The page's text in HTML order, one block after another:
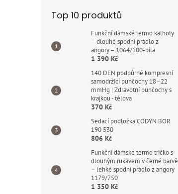
Top 10 produktů
Funkční dámské termo kalhoty
– dlouhé spodní prádlo z
angory – 1064/100-bíla
1 390 Kč
140 DEN podpůrné kompresní
samodržicí punčochy 18–22
mmHg | Zdravotní punčochy s
krajkou - tělova
370 Kč
Sedací podložka CODYN BOR
190 530
806 Kč
Funkční dámské termo tričko s
dlouhým rukávem v černé barvě
– lehké spodní prádlo z angory
1179/750
1 350 Kč